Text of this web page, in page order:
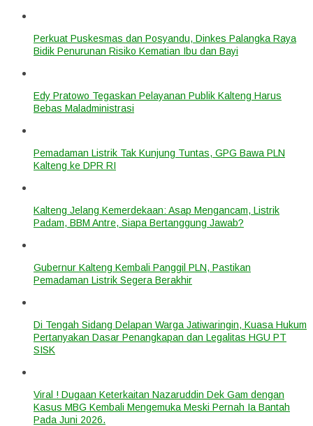
Perkuat Puskesmas dan Posyandu, Dinkes Palangka Raya
Bidik Penurunan Risiko Kematian Ibu dan Bayi
Edy Pratowo Tegaskan Pelayanan Publik Kalteng Harus
Bebas Maladministrasi
Pemadaman Listrik Tak Kunjung Tuntas, GPG Bawa PLN
Kalteng ke DPR RI
Kalteng Jelang Kemerdekaan: Asap Mengancam, Listrik
Padam, BBM Antre, Siapa Bertanggung Jawab?
Gubernur Kalteng Kembali Panggil PLN, Pastikan
Pemadaman Listrik Segera Berakhir
Di Tengah Sidang Delapan Warga Jatiwaringin, Kuasa Hukum
Pertanyakan Dasar Penangkapan dan Legalitas HGU PT
SISK
Viral ! Dugaan Keterkaitan Nazaruddin Dek Gam dengan
Kasus MBG Kembali Mengemuka Meski Pernah Ia Bantah
Pada Juni 2026.